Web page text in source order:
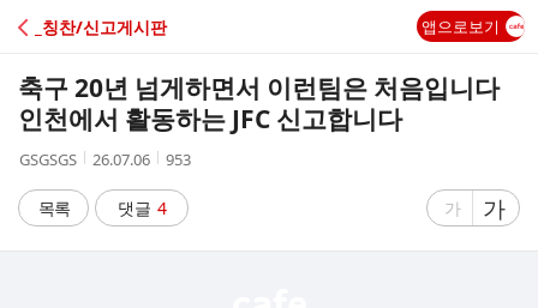
C
A
_칭찬/신고게시판 앱으로보기
축구 20년 넘게하면서 이런팀은 처음입니다
인천에서 활동하는 JFC 신고합니다
작
자
GSGSGS
작
시
간
26.07.06
조
수
953
목록 댓글 4
글
가
글
자
가